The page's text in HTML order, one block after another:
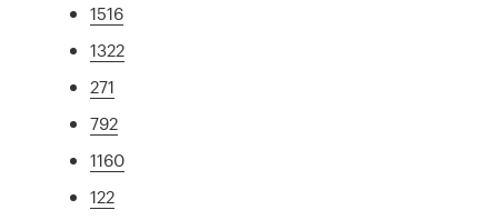
1516
1322
271
792
1160
122